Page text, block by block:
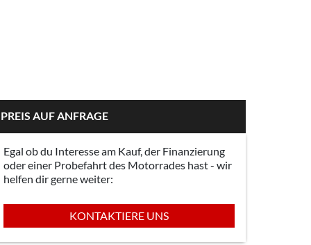
PREIS AUF ANFRAGE
Egal ob du Interesse am Kauf, der Finanzierung
oder einer Probefahrt des Motorrades hast - wir
helfen dir gerne weiter:
KONTAKTIERE UNS